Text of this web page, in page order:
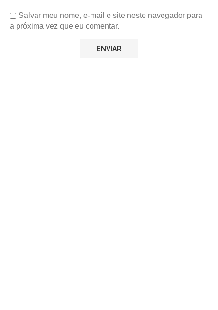
Salvar meu nome, e-mail e site neste navegador para
a próxima vez que eu comentar.